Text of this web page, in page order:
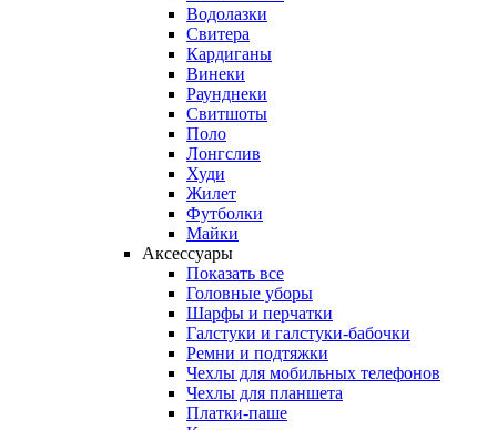
Водолазки
Свитера
Кардиганы
Винеки
Раунднеки
Свитшоты
Поло
Лонгслив
Худи
Жилет
Футболки
Майки
Аксессуары
Показать все
Головные уборы
Шарфы и перчатки
Галстуки и галстуки-бабочки
Ремни и подтяжки
Чехлы для мобильных телефонов
Чехлы для планшета
Платки-паше